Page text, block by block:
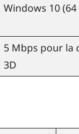
Windows 10
5 Mbps pour la
3D